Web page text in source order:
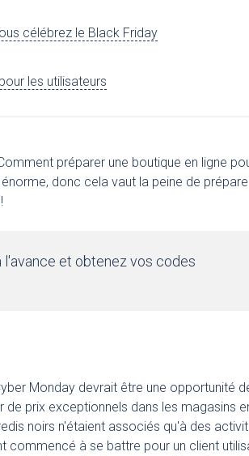
célébrez le Black Friday
les utilisateurs
préparer une boutique en ligne
donc cela vaut la peine de
l'avance et obtenez vos codes
​​Monday devrait être une opportunité
prix exceptionnels dans les magasins
noirs n'étaient associés qu'à des
commencé à se battre pour un client